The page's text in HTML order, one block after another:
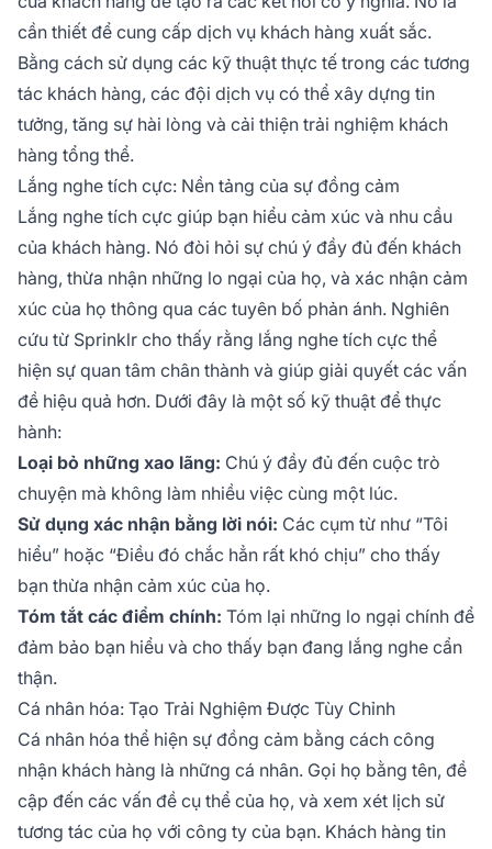
cần thiết để cung cấp dịch vụ khách hàng xuất sắc.
Bằng cách sử dụng các kỹ thuật thực tế trong các tương
tác khách hàng, các đội dịch vụ có thể xây dựng tin
tưởng, tăng sự hài lòng và cải thiện trải nghiệm khách
hàng tổng thể.
Lắng nghe tích cực: Nền tảng của sự đồng cảm
Lắng nghe tích cực giúp bạn hiểu cảm xúc và nhu cầu
của khách hàng. Nó đòi hỏi sự chú ý đầy đủ đến khách
hàng, thừa nhận những lo ngại của họ, và xác nhận cảm
xúc của họ thông qua các tuyên bố phản ánh. Nghiên
cứu từ Sprinklr cho thấy rằng lắng nghe tích cực thể
hiện sự quan tâm chân thành và giúp giải quyết các vấn
đề hiệu quả hơn. Dưới đây là một số kỹ thuật để thực
hành:
Loại bỏ những xao lãng: Chú ý đầy đủ đến cuộc trò
chuyện mà không làm nhiều việc cùng một lúc.
Sử dụng xác nhận bằng lời nói: Các cụm từ như “Tôi
hiểu” hoặc “Điều đó chắc hẳn rất khó chịu” cho thấy
bạn thừa nhận cảm xúc của họ.
Tóm tắt các điểm chính: Tóm lại những lo ngại chính để
đảm bảo bạn hiểu và cho thấy bạn đang lắng nghe cẩn
thận.
Cá nhân hóa: Tạo Trải Nghiệm Được Tùy Chỉnh
Cá nhân hóa thể hiện sự đồng cảm bằng cách công
nhận khách hàng là những cá nhân. Gọi họ bằng tên, đề
cập đến các vấn đề cụ thể của họ, và xem xét lịch sử
tương tác của họ với công ty của bạn. Khách hàng tin